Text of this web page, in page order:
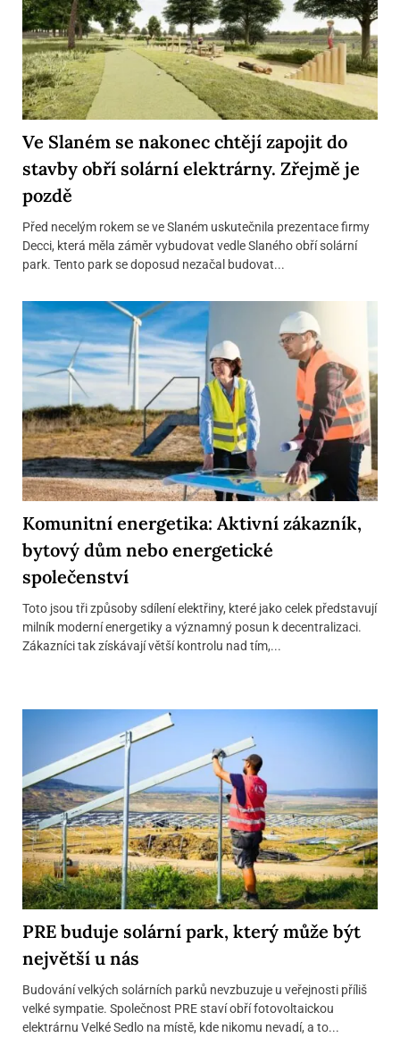
Ve Slaném se nakonec chtějí zapojit do
stavby obří solární elektrárny. Zřejmě je
pozdě
Před necelým rokem se ve Slaném uskutečnila prezentace firmy
Decci, která měla záměr vybudovat vedle Slaného obří solární
park. Tento park se doposud nezačal budovat...
Komunitní energetika: Aktivní zákazník,
bytový dům nebo energetické
společenství
Toto jsou tři způsoby sdílení elektřiny, které jako celek představují
milník moderní energetiky a významný posun k decentralizaci.
Zákazníci tak získávají větší kontrolu nad tím,...
PRE buduje solární park, který může být
největší u nás
Budování velkých solárních parků nevzbuzuje u veřejnosti příliš
velké sympatie. Společnost PRE staví obří fotovoltaickou
elektrárnu Velké Sedlo na místě, kde nikomu nevadí, a to...